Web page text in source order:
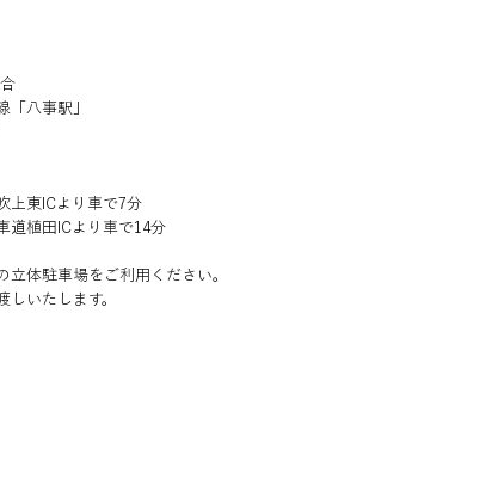
「八事駅」
上東ICより車で7分
道植田ICより車で14分
立体駐車場をご利用ください。
しいたします。